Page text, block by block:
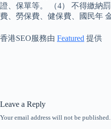
證、保單等。 （4） 不得繳納
費、勞保費、健保費、國民年
香港SEO服務由 Featured 提供
Leave a Reply
Your email address will not be published.